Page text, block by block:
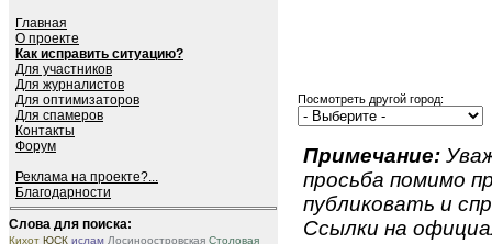
Главная
О проекте
Как исправить ситуацию?
Для участников
Для журналистов
Для оптимизаторов
Для спамеров
Контакты
Форум
Реклама на проекте?...
Благодарности
Слова для поиска:
Кихот ЮСК ислам Лосиноостровская Столовая
Посмотреть другой город:
Примечание:
просьба помимо
публиковать и
Ссылки на